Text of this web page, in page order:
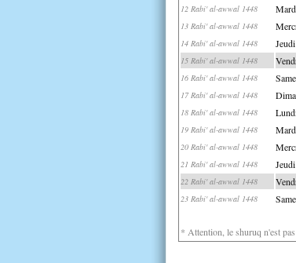
12 Rabi' al-awwal 1448
13 Rabi' al-awwal 1448
14 Rabi' al-awwal 1448
15 Rabi' al-awwal 1448
16 Rabi' al-awwal 1448
17 Rabi' al-awwal 1448
18 Rabi' al-awwal 1448
19 Rabi' al-awwal 1448
20 Rabi' al-awwal 1448
21 Rabi' al-awwal 1448
22 Rabi' al-awwal 1448
23 Rabi' al-awwal 1448
* Attention, le shuruq n'est